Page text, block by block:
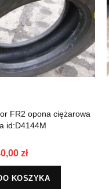
FR2 opona ciężarowa
id:D4144M
zł
KOSZYKA